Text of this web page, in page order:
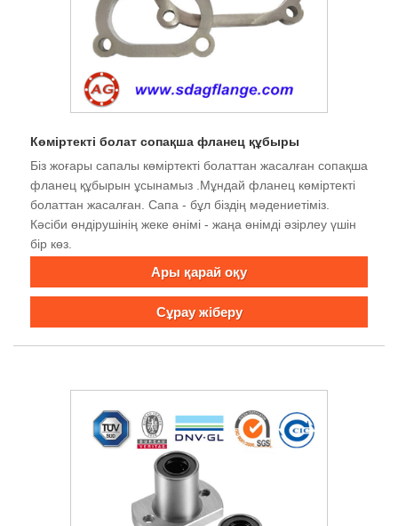
Көміртекті болат сопақша фланец құбыры
Біз жоғары сапалы көміртекті болаттан жасалған сопақша
фланец құбырын ұсынамыз .Мұндай фланец көміртекті
болаттан жасалған. Сапа - бұл біздің мәдениетіміз.
Кәсіби өндірушінің жеке өнімі - жаңа өнімді әзірлеу үшін
бір көз.
Ары қарай оқу
Сұрау жіберу